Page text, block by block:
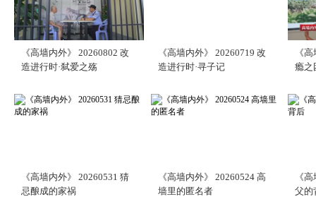
《高墙内外》 20260802 改
造进行时·弑爱之殇
《高墙内外》 20260719 改
造进行时·寻子记
《
瘾之
《高墙内外》 20260531 猜
忌酿成的家祸
《高墙内外》 20260524 高
墙里的匿名者
《
父的